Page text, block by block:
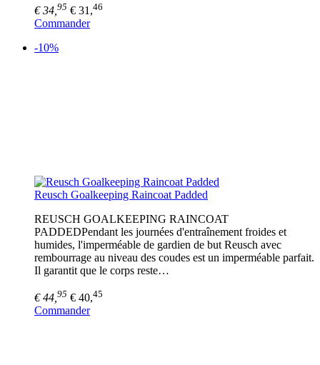
€ 34, 95 € 31,46
Commander
-10%
Reusch Goalkeeping Raincoat Padded
REUSCH GOALKEEPING RAINCOAT
PADDEDPendant les journées d'entraînement froides et
humides, l'imperméable de gardien de but Reusch avec
rembourrage au niveau des coudes est un imperméable parfait.
Il garantit que le corps reste…
€ 44, 95 € 40,45
Commander